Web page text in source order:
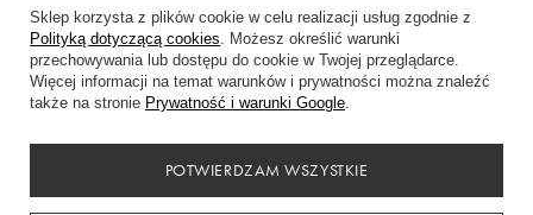
Konto
Regulaminy
Sklep korzysta z plików cookie w celu realizacji usług zgodnie z
Polityką dotyczącą cookies. Możesz określić warunki
przechowywania lub dostępu do cookie w Twojej przeglądarce.
Więcej informacji na temat warunków i prywatności można znaleźć
także na stronie Prywatność i warunki Google.
POTWIERDZAM WSZYSTKIE